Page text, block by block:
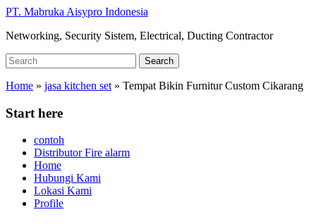
Skip
main
PT. Mabruka Aisypro Indonesia
Networking, Security Sistem, Electrical, Ducting Contractor
Search
for:
Search
Home » jasa kitchen set » Tempat Bikin Furnitur Custom Cikarang
Start here
contoh
Distributor Fire alarm
Home
Hubungi Kami
Lokasi Kami
Profile